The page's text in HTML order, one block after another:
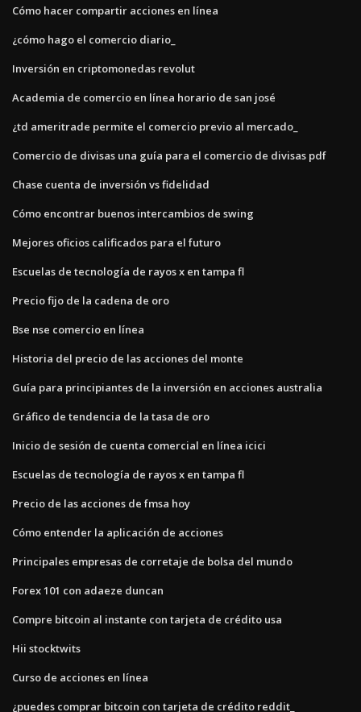
Cómo hacer compartir acciones en línea
¿cómo hago el comercio diario_
Inversión en criptomonedas revolut
Academia de comercio en línea horario de san josé
¿td ameritrade permite el comercio previo al mercado_
Comercio de divisas una guía para el comercio de divisas pdf
Chase cuenta de inversión vs fidelidad
Cómo encontrar buenos intercambios de swing
Mejores oficios calificados para el futuro
Escuelas de tecnología de rayos x en tampa fl
Precio fijo de la cadena de oro
Bse nse comercio en línea
Historia del precio de las acciones del monte
Guía para principiantes de la inversión en acciones australia
Gráfico de tendencia de la tasa de oro
Inicio de sesión de cuenta comercial en línea icici
Escuelas de tecnología de rayos x en tampa fl
Precio de las acciones de fmsa hoy
Cómo entender la aplicación de acciones
Principales empresas de corretaje de bolsa del mundo
Forex 101 con adaeze duncan
Compre bitcoin al instante con tarjeta de crédito usa
Hii stocktwits
Curso de acciones en línea
¿puedes comprar bitcoin con tarjeta de crédito reddit_